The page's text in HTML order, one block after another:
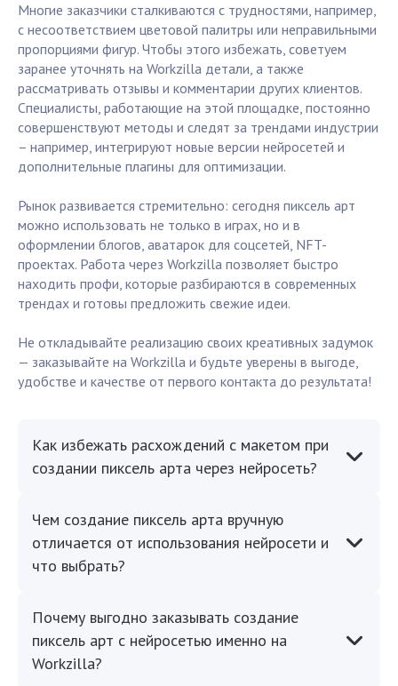
Многие заказчики сталкиваются с трудностями, например,
с несоответствием цветовой палитры или неправильными
пропорциями фигур. Чтобы этого избежать, советуем
заранее уточнять на Workzilla детали, а также
рассматривать отзывы и комментарии других клиентов.
Специалисты, работающие на этой площадке, постоянно
совершенствуют методы и следят за трендами индустрии
– например, интегрируют новые версии нейросетей и
дополнительные плагины для оптимизации.
Рынок развивается стремительно: сегодня пиксель арт
можно использовать не только в играх, но и в
оформлении блогов, аватарок для соцсетей, NFT-
проектах. Работа через Workzilla позволяет быстро
находить профи, которые разбираются в современных
трендах и готовы предложить свежие идеи.
Не откладывайте реализацию своих креативных задумок
— заказывайте на Workzilla и будьте уверены в выгоде,
удобстве и качестве от первого контакта до результата!
Как избежать расхождений с макетом при
создании пиксель арта через нейросеть?
Чем создание пиксель арта вручную
отличается от использования нейросети и
что выбрать?
Почему выгодно заказывать создание
пиксель арт с нейросетью именно на
Workzilla?